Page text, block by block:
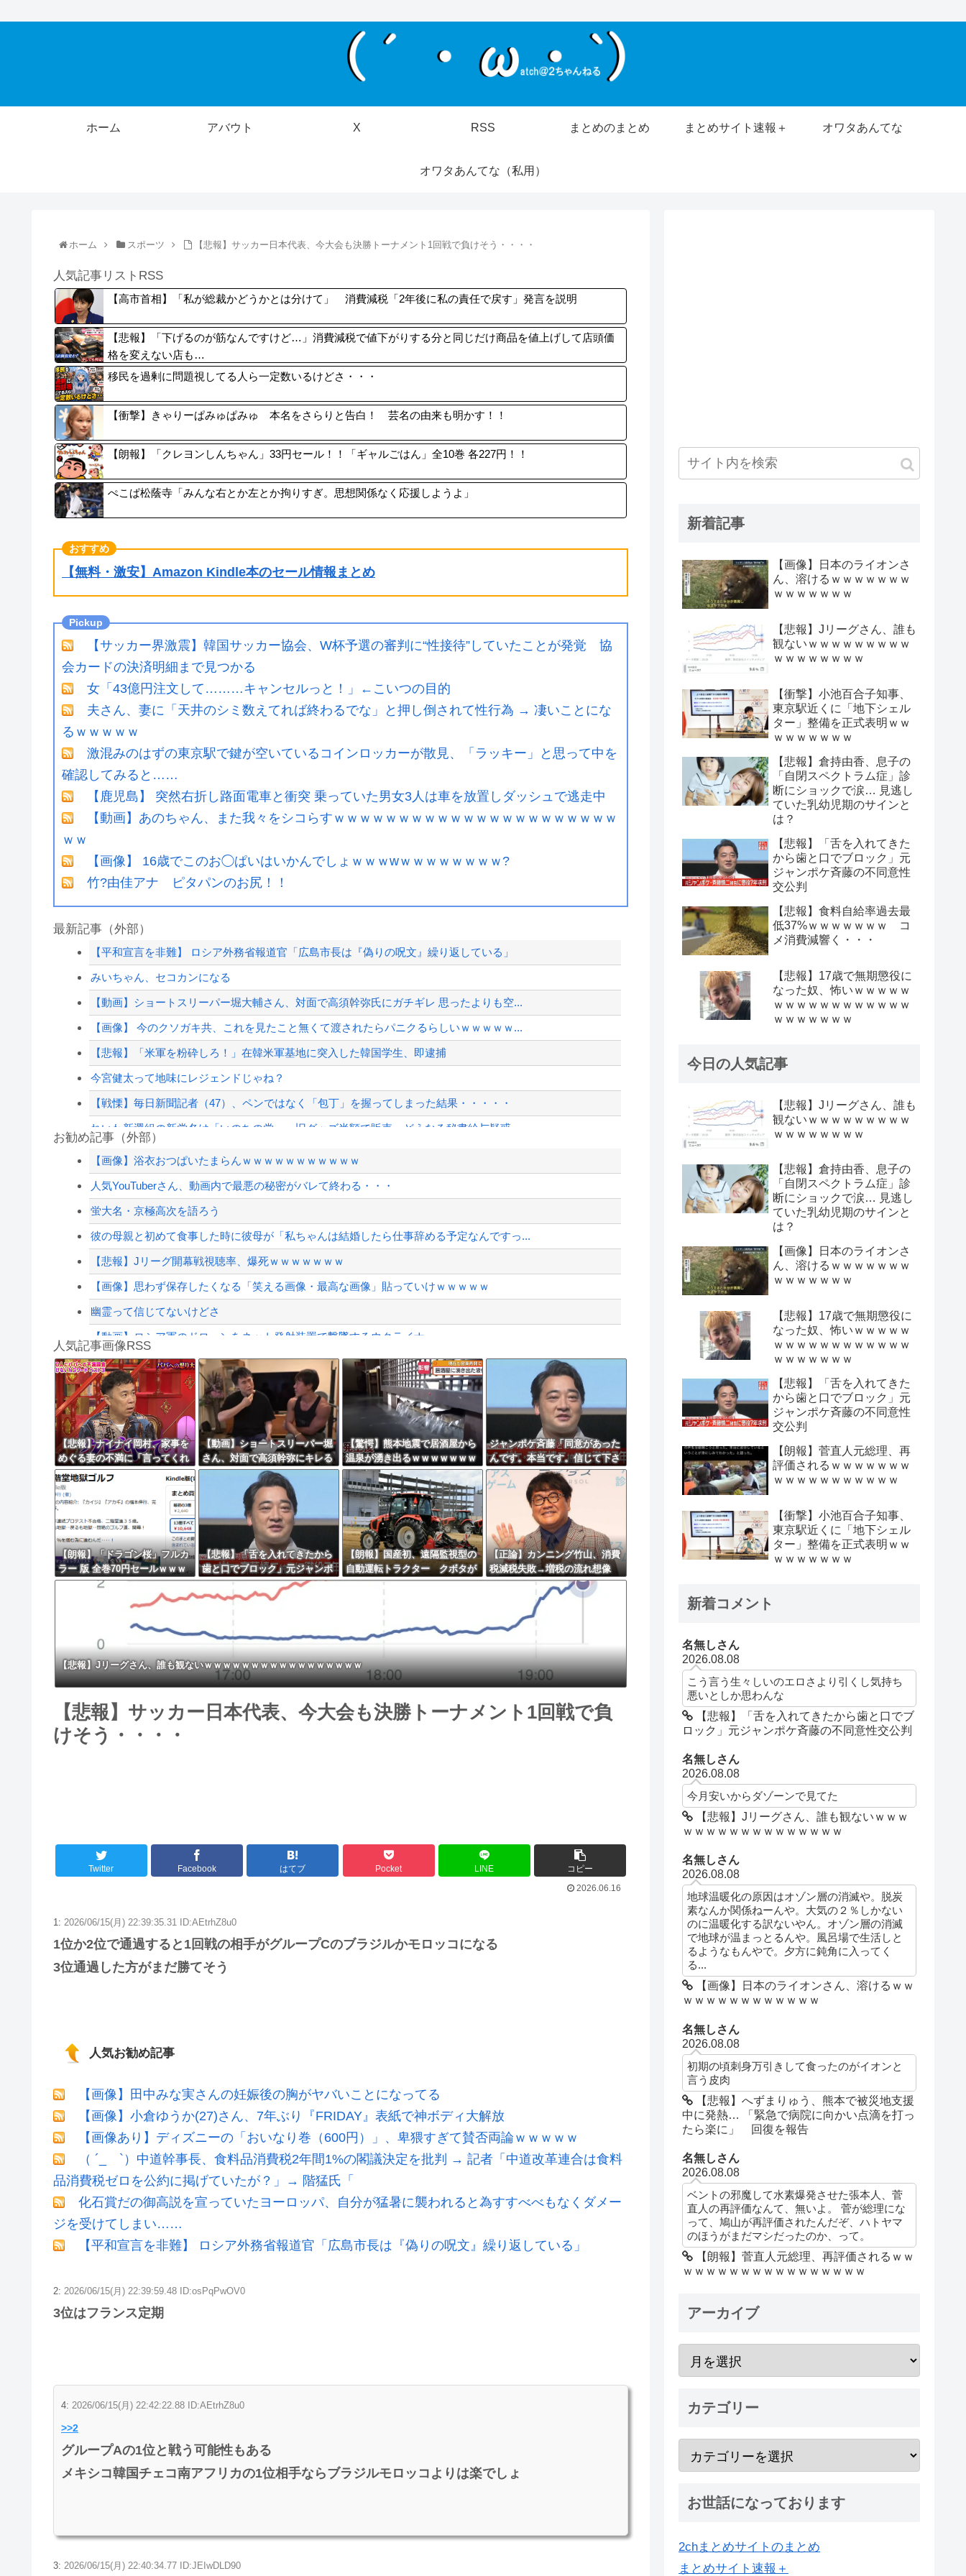
ホーム アバウト X RSS まとめのまとめ まとめサイト速報＋ オワタあんてな
オワタあんてな（私用）
ホーム スポーツ 【悲報】サッカー日本代表、今大会も決勝トーナメント1回戦で負けそう・・・・
人気記事リストRSS
【高市首相】「私が総裁かどうかとは分けて」 消費減税「2年後に私の責任で戻す」発言を説明
【悲報】「下げるのが筋なんですけど…」消費減税で値下がりする分と同じだけ商品を値上げして店頭価
格を変えない店も…
移民を過剰に問題視してる人ら一定数いるけどさ・・・
【衝撃】きゃりーぱみゅぱみゅ 本名をさらりと告白！ 芸名の由来も明かす！！
【朗報】「クレヨンしんちゃん」33円セール！！「ギャルごはん」全10巻 各227円！！
ぺこぱ松蔭寺「みんな右とか左とか拘りすぎ。思想関係なく応援しようよ」
【無料・激安】Amazon Kindle本のセール情報まとめ
【サッカー界激震】韓国サッカー協会、W杯予選の審判に“性接待”していたことが発覚 協
会カードの決済明細まで見つかる
女「43億円注文して………キャンセルっと！」←こいつの目的
夫さん、妻に「天井のシミ数えてれば終わるでな」と押し倒されて性行為 → 凄いことにな
るｗｗｗｗｗ
激混みのはずの東京駅で鍵が空いているコインロッカーが散見、「ラッキー」と思って中を
確認してみると……
【鹿児島】 突然右折し路面電車と衝突 乗っていた男女3人は車を放置しダッシュで逃走中
【動画】あのちゃん、また我々をシコらすｗｗｗｗｗｗｗｗｗｗｗｗｗｗｗｗｗｗｗｗｗｗ
ｗｗ
【画像】 16歳でこのお◯ぱいはいかんでしょｗｗｗwｗｗｗｗｗｗｗｗ?
竹?由佳アナ ピタパンのお尻！！
最新記事（外部）
【平和宣言を非難】 ロシア外務省報道官「広島市長は『偽りの呪文』繰り返している」
みいちゃん、セコカンになる
【動画】ショートスリーパー堀大輔さん、対面で高須幹弥氏にガチギレ 思ったよりも空...
【画像】 今のクソガキ共、これを見たこと無くて渡されたらパニクるらしいｗｗｗｗｗ...
【悲報】「米軍を粉砕しろ！」在韓米軍基地に突入した韓国学生、即逮捕
今宮健太って地味にレジェンドじゃね？
【戦慄】毎日新聞記者（47）、ペンではなく「包丁」を握ってしまった結果・・・・・
れいわ新選組の新党名は「いのちの党」 旧グッズ半額で販売 どうなる秘書給与疑惑
ジャンポケ斎藤と代理人のやりとり、「地獄すぎて完全にコントになってる……」と衝撃...
ショートスリーパー堀大輔、高須幹弥にブチギレ
【動画】アメリカの街中ラリフェス、治安が崩壊してない理由ｗｗｗ
【最近】冷たい空調服ってやつが出てるらしくめっちゃ欲しい
【配信者】「金バエ」のSNS更新が1週間途絶え、様々な憶測が飛び交う。1週間ぶり...
【緊急速報】NYで警官が黒人男性の首を絞め、暴動第二波不可避へ
Powered by livedoor 相互RSS
お勧め記事（外部）
【画像】浴衣おつぱいたまらんｗｗｗｗｗｗｗｗｗｗｗ
人気YouTuberさん、動画内で最悪の秘密がバレて終わる・・・
蛍大名・京極高次を語ろう
彼の母親と初めて食事した時に彼母が「私ちゃんは結婚したら仕事辞める予定なんですっ...
【悲報】Jリーグ開幕戦視聴率、爆死ｗｗｗｗｗｗｗ
【画像】思わず保存したくなる「笑える画像・最高な画像」貼っていけｗｗｗｗｗ
幽霊って信じてないけどさ
【動画】ロシア軍のドローンをネット発射装置で撃墜するウクライナ。
【最近】冷たい空調服ってやつが出てるらしくめっちゃ欲しい
実況「金メダルをとった萩野には俺さんへの挑戦権を手にしました！」俺「ほう君が萩野...
8/4のニュース
日本旅行キャンセルすべきか…1万年ぶり史上最大級の火山の兆し＝韓国の反応
更新中止のお知らせ
海外「おめでとうタキ！」リヴァプール南野がバースデーゴール！！
Powered by livedoor 相互RSS
人気記事画像RSS
【悲報】ナイナイ岡村、家事を
めぐる妻の不満に「言ってくれ
たら済む話やん」になるみ「バ
イトやったらクビやで」説教受
け黙り込む
【動画】ショートスリーパー堀
さん、対面で高須幹弥にキレる
ｗｗｗｗｗｗｗｗｗ
【驚愕】熊本地震で居酒屋から
温泉が湧き出るｗｗｗｗｗｗｗ
ｗｗｗｗｗ
ジャンポケ斉藤「同意があった
んです。本当です。信じて下さ
い」 ←何でこの主張が通らな
いの？
【朗報】「ドラゴン桜」フルカ
ラー 版 全巻70円セールｗｗｗ
ｗｗｗｗｗ スポーツ漫画50％
【悲報】「舌を入れてきたから
歯と口でブロック」元ジャンポ
ケ斉藤の不同意性交公判
【朗報】国産初、遠隔監視型の
自動運転トラクター クボタが
来春に発売！！！
【正論】カンニング竹山、消費
税減税失敗→増税の流れ想像
「次誰が総理やりたいと思いま
【悲報】Jリーグさん、誰も観ないｗｗｗｗｗｗｗｗｗｗｗｗｗｗｗｗｗ
【悲報】サッカー日本代表、今大会も決勝トーナメント1回戦で負
けそう・・・・
Twitter Facebook はてブ Pocket LINE
コピー
2026.06.16
1: 2026/06/15(月) 22:39:35.31 ID:AEtrhZ8u0
1位か2位で通過すると1回戦の相手がグループCのブラジルかモロッコになる
3位通過した方がまだ勝てそう
人気お勧め記事
【画像】田中みな実さんの妊娠後の胸がヤバいことになってる
【画像】小倉ゆうか(27)さん、7年ぶり『FRIDAY』表紙で神ボディ大解放
【画像あり】ディズニーの「おいなり巻（600円）」、卑猥すぎて賛否両論ｗｗｗｗｗ
（ ´_ゝ`）中道幹事長、食料品消費税2年間1%の閣議決定を批判 → 記者「中道改革連合は食料
品消費税ゼロを公約に掲げていたが？」→ 階猛氏「
化石賞だの御高説を宣っていたヨーロッパ、自分が猛暑に襲われると為すすべべもなくダメー
ジを受けてしまい……
【平和宣言を非難】 ロシア外務省報道官「広島市長は『偽りの呪文』繰り返している」
2: 2026/06/15(月) 22:39:59.48 ID:osPqPwOV0
3位はフランス定期
4: 2026/06/15(月) 22:42:22.88 ID:AEtrhZ8u0
>>2
グループAの1位と戦う可能性もある
メキシコ韓国チェコ南アフリカの1位相手ならブラジルモロッコよりは楽でしょ
3: 2026/06/15(月) 22:40:34.77 ID:JEIwDLD90
新着記事
【画像】日本のライオンさ
ん、溶けるｗｗｗｗｗｗｗ
ｗｗｗｗｗｗｗ
【悲報】Jリーグさん、誰も
観ないｗｗｗｗｗｗｗｗｗ
ｗｗｗｗｗｗｗｗ
【衝撃】小池百合子知事、
東京駅近くに「地下シェル
ター」整備を正式表明ｗｗ
ｗｗｗｗｗｗｗ
【悲報】倉持由香、息子の
「自閉スペクトラム症」診
断にショックで涙… 見逃し
ていた乳幼児期のサインと
は？
【悲報】「舌を入れてきた
から歯と口でブロック」元
ジャンポケ斉藤の不同意性
交公判
【悲報】食料自給率過去最
低37%ｗｗｗｗｗｗｗ コ
メ消費減響く・・・
【悲報】17歳で無期懲役に
なった奴、怖いｗｗｗｗｗ
ｗｗｗｗｗｗｗｗｗｗｗｗ
ｗｗｗｗｗｗｗ
今日の人気記事
【悲報】Jリーグさん、誰も
観ないｗｗｗｗｗｗｗｗｗ
ｗｗｗｗｗｗｗｗ
【悲報】倉持由香、息子の
「自閉スペクトラム症」診
断にショックで涙… 見逃し
ていた乳幼児期のサインと
は？
【画像】日本のライオンさ
ん、溶けるｗｗｗｗｗｗｗ
ｗｗｗｗｗｗｗ
【悲報】17歳で無期懲役に
なった奴、怖いｗｗｗｗｗ
ｗｗｗｗｗｗｗｗｗｗｗｗ
ｗｗｗｗｗｗｗ
【悲報】「舌を入れてきた
から歯と口でブロック」元
ジャンポケ斉藤の不同意性
交公判
【朗報】菅直人元総理、再
評価されるｗｗｗｗｗｗｗ
ｗｗｗｗｗｗｗｗｗｗｗ
【衝撃】小池百合子知事、
東京駅近くに「地下シェル
ター」整備を正式表明ｗｗ
ｗｗｗｗｗｗｗ
新着コメント
名無しさん
2026.08.08
こう言う生々しいのエロさより引くし気持ち
悪いとしか思わんな
【悲報】「舌を入れてきたから歯と口でブ
ロック」元ジャンポケ斉藤の不同意性交公判
名無しさん
2026.08.08
今月安いからダゾーンで見てた
【悲報】Jリーグさん、誰も観ないｗｗｗ
ｗｗｗｗｗｗｗｗｗｗｗｗｗｗ
名無しさん
2026.08.08
地球温暖化の原因はオゾン層の消滅や。脱炭
素なんか関係ねーんや。大気の２％しかない
のに温暖化する訳ないやん。オゾン層の消滅
で地球が温まっとるんや。風呂場で生活しと
るようなもんやで。夕方に鈍角に入ってく
る...
【画像】日本のライオンさん、溶けるｗｗ
ｗｗｗｗｗｗｗｗｗｗｗｗ
名無しさん
2026.08.08
初期の頃刺身万引きして食ったのがイオンと
言う皮肉
【悲報】へずまりゅう、熊本で被災地支援
中に発熱… 「緊急で病院に向かい点滴を打っ
たら楽に」 回復を報告
名無しさん
2026.08.08
ベントの邪魔して水素爆発させた張本人、菅
直人の再評価なんて、無いよ。 菅が総理にな
って、鳩山が再評価されたんだぞ、ハトヤマ
のほうがまだマシだったのか、って。
【朗報】菅直人元総理、再評価されるｗｗ
ｗｗｗｗｗｗｗｗｗｗｗｗｗｗｗｗ
アーカイブ
カテゴリー
お世話になっております
2chまとめサイトのまとめ
まとめサイト速報＋